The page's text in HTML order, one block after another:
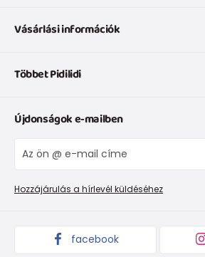
Vásárlási információk
Szállítás és fizetés
Cipőmérettáblázat
IVisszaküldések és reklamációk
Panaszkezelési eljárás
Többet Pidilidi
Rólunk
Blog
Nagykereskedelem PiDiLiDi
Áruk begyűjtése
Újdonságok e-mailben
Hozzájárulás a hírlevél küldéséhez
facebook